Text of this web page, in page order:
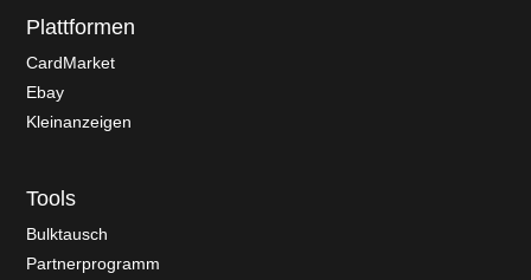
Plattformen
CardMarket
Ebay
Kleinanzeigen
Tools
Bulktausch
Partnerprogramm